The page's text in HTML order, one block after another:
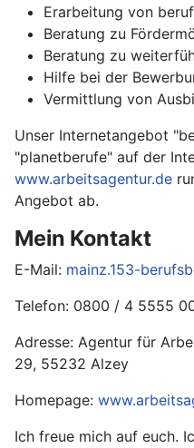
Erarbeitung von
Beratung zu
Beratung zu
Hilfe bei der
Vermittlung von
Unser Internetangebot
"planetberufe" auf der
www.arbeitsagentur.de
Angebot ab.
Mein Kontakt
E-Mail: mainz.153-
Telefon: 0800 / 4 5555
Adresse: Agentur für
29, 55232 Alzey
Homepage:
Ich freue mich auf euch.